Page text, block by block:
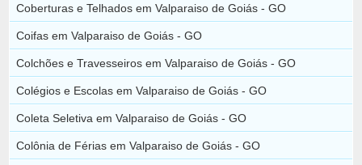
Coberturas e Telhados em Valparaiso de Goiás - GO
Coifas em Valparaiso de Goiás - GO
Colchões e Travesseiros em Valparaiso de Goiás - GO
Colégios e Escolas em Valparaiso de Goiás - GO
Coleta Seletiva em Valparaiso de Goiás - GO
Colônia de Férias em Valparaiso de Goiás - GO